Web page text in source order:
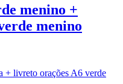
menino +
menino